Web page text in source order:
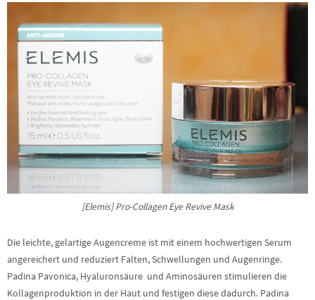
[Elemis] Pro-Collagen Eye Revive Mask
Die leichte, gelartige Augencreme ist mit einem hochwertigen Serum
angereichert und reduziert Falten, Schwellungen und Augenringe.
Padina Pavonica, Hyaluronsäure und Aminosäuren stimulieren die
Kollagenproduktion in der Haut und festigen diese dadurch. Padina